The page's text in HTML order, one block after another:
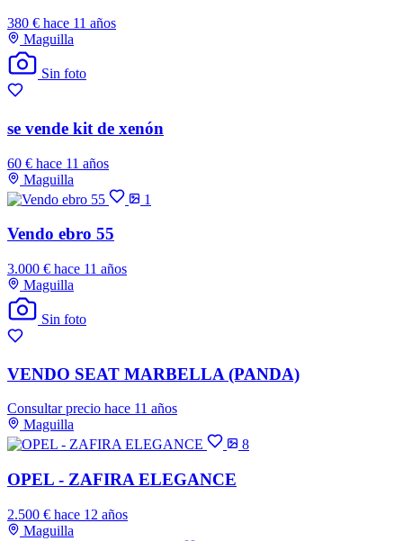
380 € hace 11 años
Maguilla
Sin foto
se vende kit de xenón
60 € hace 11 años
Maguilla
1
Vendo ebro 55
3.000 € hace 11 años
Maguilla
Sin foto
VENDO SEAT MARBELLA (PANDA)
Consultar precio hace 11 años
Maguilla
8
OPEL - ZAFIRA ELEGANCE
2.500 € hace 12 años
Maguilla